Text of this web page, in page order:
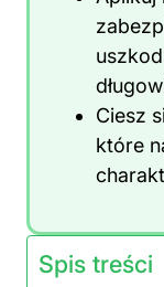
Ciesz
które
Spis treści